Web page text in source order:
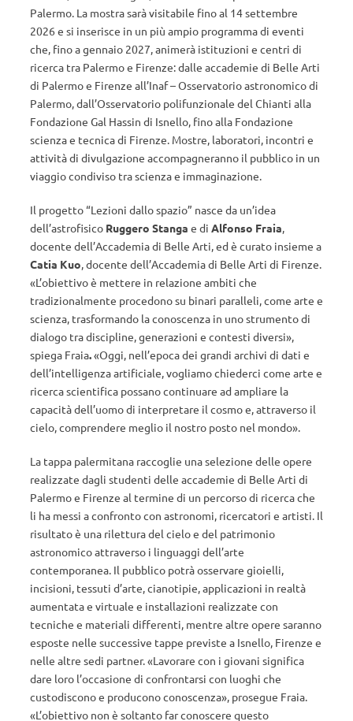
Palermo. La mostra sarà visitabile fino al 14 settembre
2026 e si inserisce in un più ampio programma di eventi
che, fino a gennaio 2027, animerà istituzioni e centri di
ricerca tra Palermo e Firenze: dalle accademie di Belle Arti
di Palermo e Firenze all’Inaf – Osservatorio astronomico di
Palermo, dall’Osservatorio polifunzionale del Chianti alla
Fondazione Gal Hassin di Isnello, fino alla Fondazione
scienza e tecnica di Firenze. Mostre, laboratori, incontri e
attività di divulgazione accompagneranno il pubblico in un
viaggio condiviso tra scienza e immaginazione.
Il progetto “Lezioni dallo spazio” nasce da un’idea
dell’astrofisico Ruggero Stanga e di Alfonso Fraia,
docente dell’Accademia di Belle Arti, ed è curato insieme a
Catia Kuo, docente dell’Accademia di Belle Arti di Firenze.
«L’obiettivo è mettere in relazione ambiti che
tradizionalmente procedono su binari paralleli, come arte e
scienza, trasformando la conoscenza in uno strumento di
dialogo tra discipline, generazioni e contesti diversi»,
spiega Fraia.«Oggi, nell’epoca dei grandi archivi di dati e
dell’intelligenza artificiale, vogliamo chiederci come arte e
ricerca scientifica possano continuare ad ampliare la
capacità dell’uomo di interpretare il cosmo e, attraverso il
cielo, comprendere meglio il nostro posto nel mondo».
La tappa palermitana raccoglie una selezione delle opere
realizzate dagli studenti delle accademie di Belle Arti di
Palermo e Firenze al termine di un percorso di ricerca che
li ha messi a confronto con astronomi, ricercatori e artisti. Il
risultato è una rilettura del cielo e del patrimonio
astronomico attraverso i linguaggi dell’arte
contemporanea. Il pubblico potrà osservare gioielli,
incisioni, tessuti d’arte, cianotipie, applicazioni in realtà
aumentata e virtuale e installazioni realizzate con
tecniche e materiali differenti, mentre altre opere saranno
esposte nelle successive tappe previste a Isnello, Firenze e
nelle altre sedi partner. «Lavorare con i giovani significa
dare loro l’occasione di confrontarsi con luoghi che
custodiscono e producono conoscenza», prosegue Fraia.
«L’obiettivo non è soltanto far conoscere questo